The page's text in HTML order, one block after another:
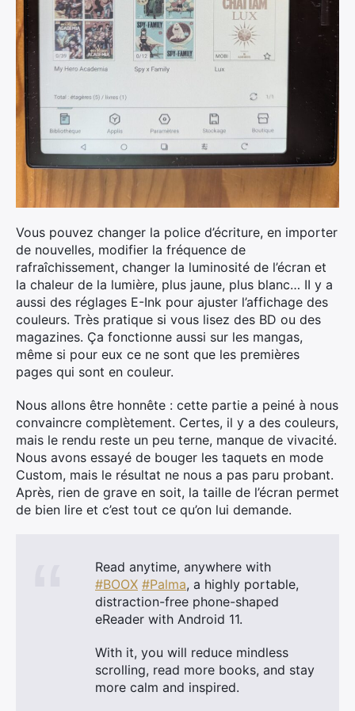
Vous pouvez changer la police d’écriture, en importer
de nouvelles, modifier la fréquence de
rafraîchissement, changer la luminosité de l’écran et
la chaleur de la lumière, plus jaune, plus blanc… II y a
aussi des réglages E-Ink pour ajuster l’affichage des
couleurs. Très pratique si vous lisez des BD ou des
magazines. Ça fonctionne aussi sur les mangas,
même si pour eux ce ne sont que les premières
pages qui sont en couleur.
Nous allons être honnête : cette partie a peiné à nous
convaincre complètement. Certes, il y a des couleurs,
mais le rendu reste un peu terne, manque de vivacité.
Nous avons essayé de bouger les taquets en mode
Custom, mais le résultat ne nous a pas paru probant.
Après, rien de grave en soit, la taille de l’écran permet
de bien lire et c’est tout ce qu’on lui demande.
Read anytime, anywhere with
#BOOX #Palma, a highly portable,
distraction-free phone-shaped
eReader with Android 11.
With it, you will reduce mindless
scrolling, read more books, and stay
more calm and inspired.
×
Rechercher
: